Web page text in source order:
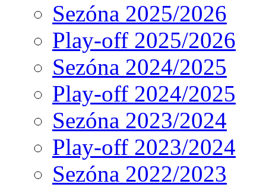
Sezóna 2025/2026
Play-off 2025/2026
Sezóna 2024/2025
Play-off 2024/2025
Sezóna 2023/2024
Play-off 2023/2024
Sezóna 2022/2023